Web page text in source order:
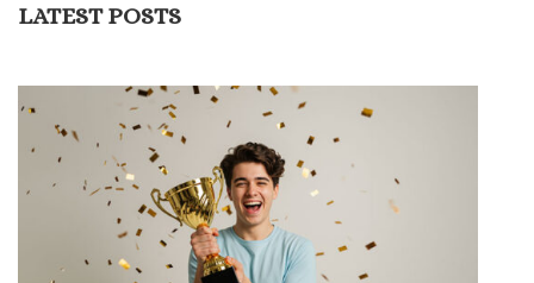
LATEST POSTS